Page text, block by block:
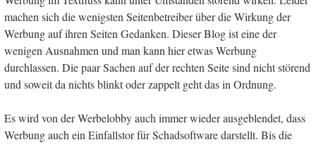
machen sich die wenigsten Seitenbetreiber über die Wirkung der
Werbung auf ihren Seiten Gedanken. Dieser Blog ist eine der
wenigen Ausnahmen und man kann hier etwas Werbung
durchlassen. Die paar Sachen auf der rechten Seite sind nicht störend
und soweit da nichts blinkt oder zappelt geht das in Ordnung.
Es wird von der Werbelobby auch immer wieder ausgeblendet, dass
Werbung auch ein Einfallstor für Schadsoftware darstellt. Bis die